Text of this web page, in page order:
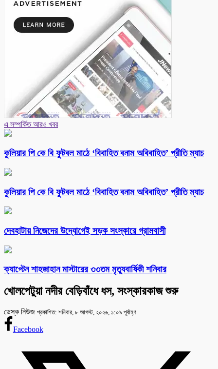
এ সম্পর্কিত আরও খবর
কুলিয়ার পি কে বি ফুটবল মাঠে ‘বিবাহিত বনাম অবিবাহিত’ প্রীতি ম্যাচ
কুলিয়ার পি কে বি ফুটবল মাঠে ‘বিবাহিত বনাম অবিবাহিত’ প্রীতি ম্যাচ
দেবহাটায় নিজেদের উদ্যোগেই সড়ক সংস্কারে গ্রামবাসী
ক্যাপ্টেন শাহজাহান মাস্টারের ৩৩তম মৃত্যুবার্ষিকী শনিবার
খোলপেটুয়া নদীর বেড়িবাঁধে ধস, সংস্কারকাজ শুরু
ডেস্ক নিউজ প্রকাশিত: শনিবার, ৮ আগস্ট, ২০২৬, ১:০৯ পূর্বাহ্ণ
Facebook